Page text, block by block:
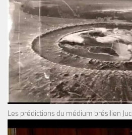
Les prédictions du médium brésilien